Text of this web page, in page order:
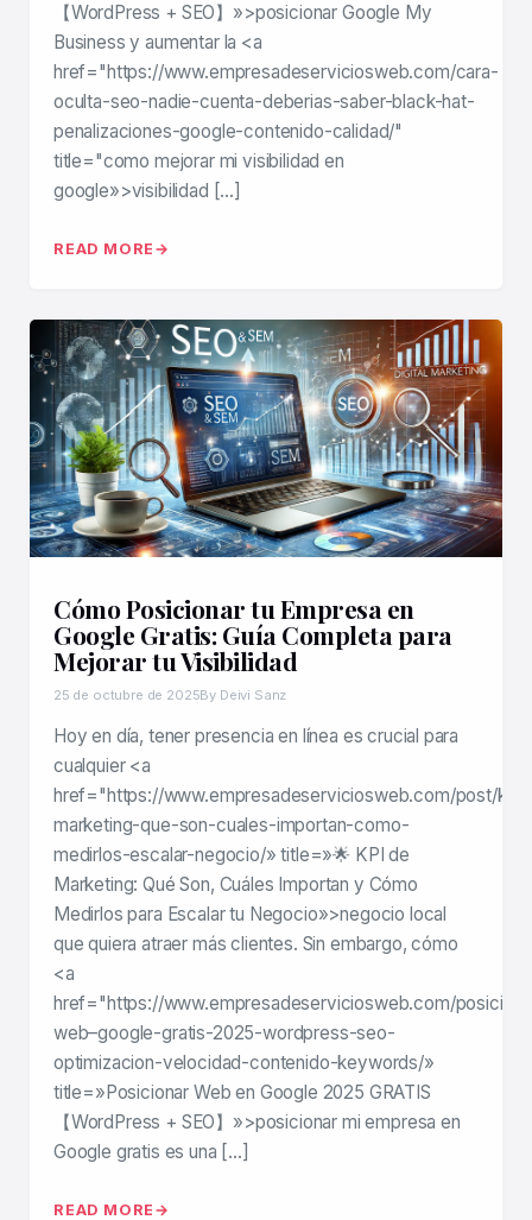
【WordPress + SEO】»>posicionar Google My
Business y aumentar la <a
href="https://www.empresadeserviciosweb.com/cara-
oculta-seo-nadie-cuenta-deberias-saber-black-hat-
penalizaciones-google-contenido-calidad/"
title="como mejorar mi visibilidad en
google»>visibilidad […]
READ MORE
Cómo Posicionar tu Empresa en
Google Gratis: Guía Completa para
Mejorar tu Visibilidad
25 de octubre de 2025By Deivi Sanz
Hoy en día, tener presencia en línea es crucial para
cualquier <a
href="https://www.empresadeserviciosweb.com/post/kpi-
marketing-que-son-cuales-importan-como-
medirlos-escalar-negocio/» title=»🌟 KPI de
Marketing: Qué Son, Cuáles Importan y Cómo
Medirlos para Escalar tu Negocio»>negocio local
que quiera atraer más clientes. Sin embargo, cómo
<a
href="https://www.empresadeserviciosweb.com/
web–google-gratis-2025-wordpress-seo-
optimizacion-velocidad-contenido-keywords/»
title=»Posicionar Web en Google 2025 GRATIS
【WordPress + SEO】»>posicionar mi empresa en
Google gratis es una […]
READ MORE